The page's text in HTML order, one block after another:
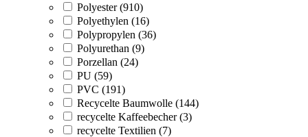
Polyester (910)
Polyethylen (16)
Polypropylen (36)
Polyurethan (9)
Porzellan (24)
PU (59)
PVC (191)
Recycelte Baumwolle (144)
recycelte Kaffeebecher (3)
recycelte Textilien (7)